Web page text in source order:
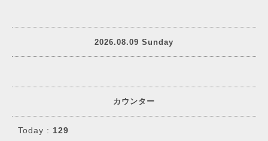
2026.08.09 Sunday
カウンター
Today : 129